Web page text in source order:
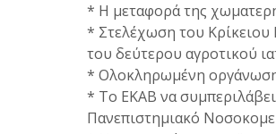
* Η μεταφορά της
* Στελέχωση του Κρίκειου
του δεύτερου αγροτικού
* Ολοκληρωμένη οργάνωση
* Το ΕΚΑΒ να
Πανεπιστημιακό